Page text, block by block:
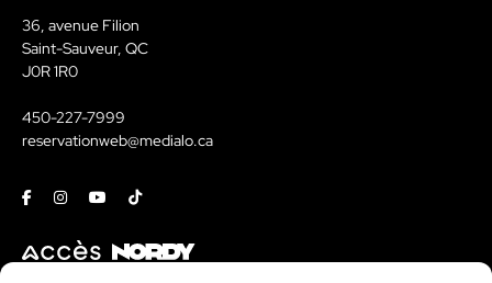
36, avenue Filion
Saint-Sauveur, QC
J0R 1R0
450-227-7999
reservationweb@medialo.ca
FacebookInstagramYoutubeTiktok